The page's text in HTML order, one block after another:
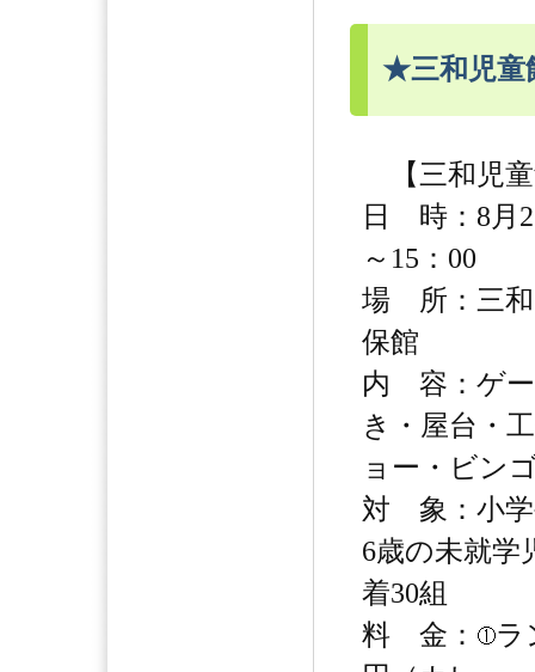
★三和児
【三和児
日 時：8月2
～15：00
場 所：三和
保館
内 容：ゲ
き・屋台・
ョー・ビン
対 象：小学
6歳の未就学
着30組
料 金：
ラ